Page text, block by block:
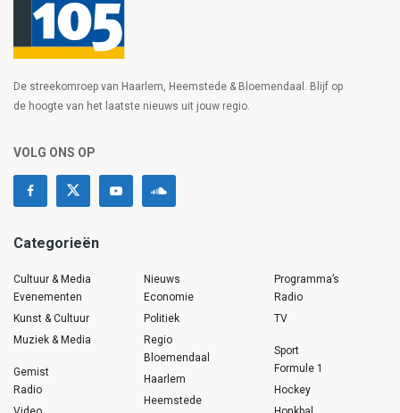
De streekomroep van Haarlem, Heemstede & Bloemendaal. Blijf op
de hoogte van het laatste nieuws uit jouw regio.
VOLG ONS OP
Categorieën
Cultuur & Media
Evenementen
Kunst & Cultuur
Muziek & Media
Gemist
Radio
Nieuws
Economie
Politiek
Regio
Bloemendaal
Haarlem
Heemstede
Programma’s
Radio
TV
Sport
Formule 1
Hockey